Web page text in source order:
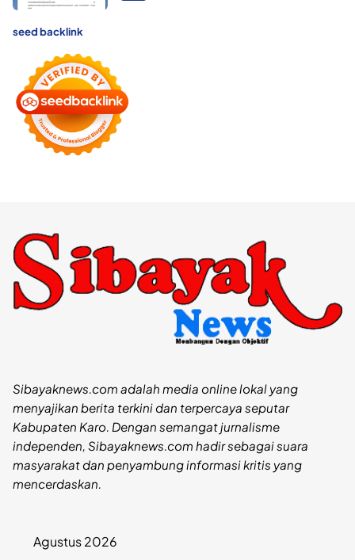
seed backlink
Sibayaknews.com adalah media online lokal yang
menyajikan berita terkini dan terpercaya seputar
Kabupaten Karo. Dengan semangat jurnalisme
independen, Sibayaknews.com hadir sebagai suara
masyarakat dan penyambung informasi kritis yang
mencerdaskan.
Agustus 2026